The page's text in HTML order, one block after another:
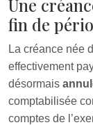
Une
fin de
La créance née
effectivement
désormais
comptabilisée
comptes de